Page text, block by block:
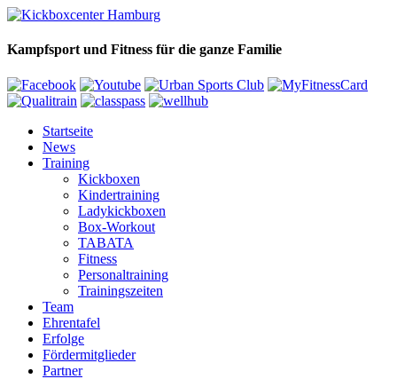
Kampfsport und Fitness für die ganze Familie
Startseite
News
Training
Kickboxen
Kindertraining
Ladykickboxen
Box-Workout
TABATA
Fitness
Personaltraining
Trainingszeiten
Team
Ehrentafel
Erfolge
Fördermitglieder
Partner